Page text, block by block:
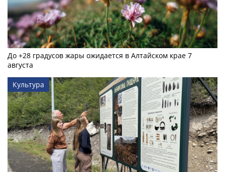
До +28 градусов жары ожидается в Алтайском крае 7
августа
Культура